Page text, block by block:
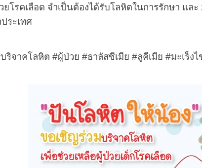
ยโรคเลือด จำเป็นต้องได้รับโลหิตในการรักษา และ
ระเทศ
บริจาคโลหิต #ผู้ป่วย #ธาลัสซีเมีย #ลูคีเมีย #มะเร็ง